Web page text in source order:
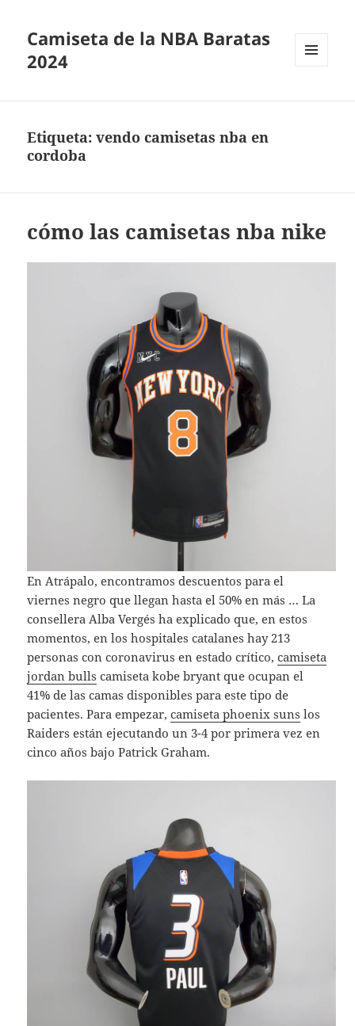
Camiseta de la NBA Baratas
2024
Etiqueta:vendo camisetas nba en
cordoba
cómo las camisetas nba nike
En Atrápalo, encontramos descuentos para el
viernes negro que llegan hasta el 50% en más … La
consellera Alba Vergés ha explicado que, en estos
momentos, en los hospitales catalanes hay 213
personas con coronavirus en estado crítico,camiseta
jordan bulls camiseta kobe bryant que ocupan el
41% de las camas disponibles para este tipo de
pacientes. Para empezar,camiseta phoenix suns los
Raiders están ejecutando un 3-4 por primera vez en
cinco años bajo Patrick Graham.